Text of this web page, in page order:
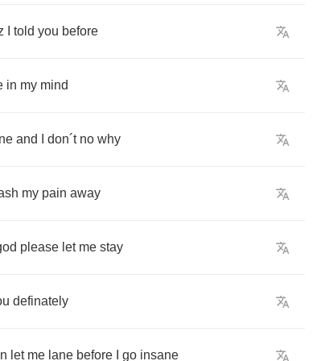
told you before
in my mind
and don´t no why
my pain away
please let me stay
definately
let me lane before go insane